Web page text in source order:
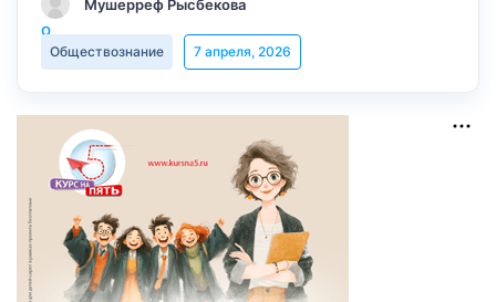
Мушерреф Рысбекова
Обществознание 7 апреля, 2026